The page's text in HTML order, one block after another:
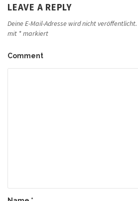
LEAVE A REPLY
Deine E-Mail-Adresse wird nicht veröffentlicht.
mit *markiert
Comment